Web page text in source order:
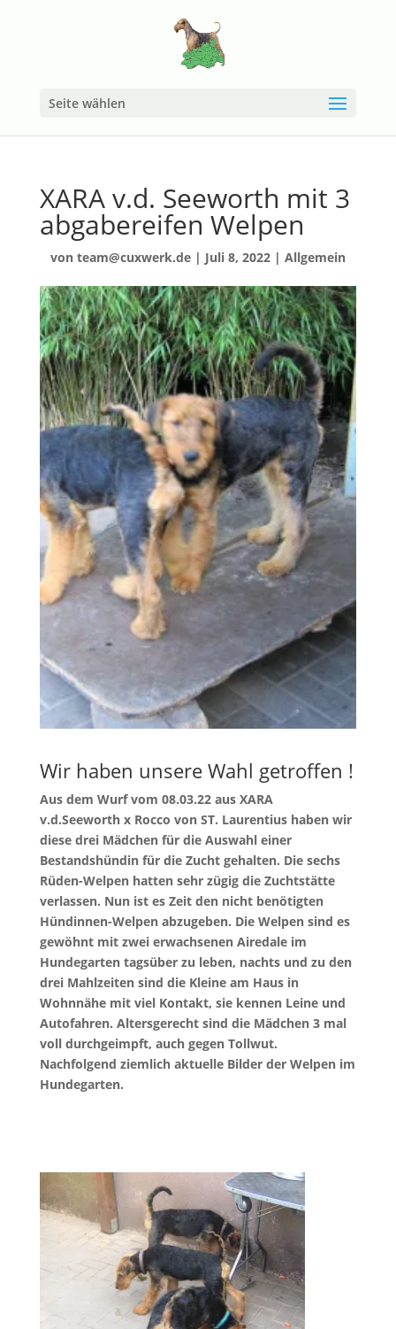
Seite wählen
XARA v.d. Seeworth mit 3
abgabereifen Welpen
von team@cuxwerk.de| Juli 8, 2022| Allgemein
Wir haben unsere Wahl getroffen !
Aus dem Wurf vom 08.03.22 aus XARA
v.d.Seeworth x Rocco von ST. Laurentius haben wir
diese drei Mädchen für die Auswahl einer
Bestandshündin für die Zucht gehalten. Die sechs
Rüden-Welpen hatten sehr zügig die Zuchtstätte
verlassen. Nun ist es Zeit den nicht benötigten
Hündinnen-Welpen abzugeben. Die Welpen sind es
gewöhnt mit zwei erwachsenen Airedale im
Hundegarten tagsüber zu leben, nachts und zu den
drei Mahlzeiten sind die Kleine am Haus in
Wohnnähe mit viel Kontakt, sie kennen Leine und
Autofahren. Altersgerecht sind die Mädchen 3 mal
voll durchgeimpft, auch gegen Tollwut.
Nachfolgend ziemlich aktuelle Bilder der Welpen im
Hundegarten.